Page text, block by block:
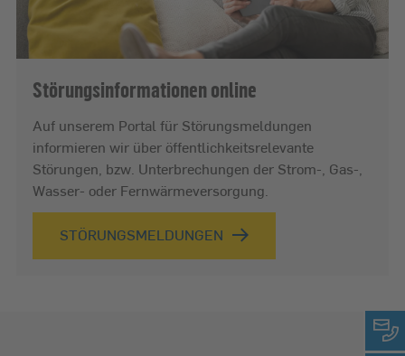
Störungsinformationen online
Auf unserem Portal für Störungsmeldungen
informieren wir über öffentlichkeitsrelevante
Störungen, bzw. Unterbrechungen der Strom-, Gas-,
Wasser- oder Fernwärmeversorgung.
STÖRUNGSMELDUNGEN